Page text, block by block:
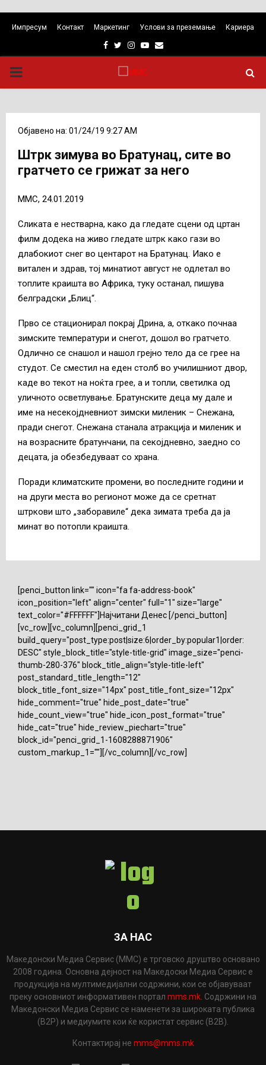
Импресум Контакт Маркетинг Услови за преземање Кариера
Facebook
TwitterInstagram
Youtube
Email
PRIMARY
Објавено на: 01/24/19 9:27 AM
Штрк зимува во Братунац, сите во
гратчето се грижат за него
ММС, 24.01.2019
Сликата е нестварна, како да гледате сцени од цртан
филм додека на живо гледате штрк како гази во
длабокиот снег во центарот на Братунац. Иако е
витален и здрав, тој минатиот август не одлетал во
топлите краишта во Африка, туку останал, пишува
белградски „Блиц“.
Прво се стационирал покрај Дрина, а, откако почнаа
зимските температури и снегот, дошол во гратчето.
Одлично се снашол и нашол грејно тело да се грее на
студот. Се сместил на еден столб во училишниот двор,
каде во текот на ноќта грее, а и топли, светилка од
уличното осветлување. Братунските деца му дале и
име на несекојдневниот зимски миленик – Снежана,
пради снегот. Снежана станала атракција и миленик и
на возрасните братунчани, па секојдневно, заедно со
децата, ја обезбедуваат со храна.
Поради климатските промени, во последните години и
на други места во регионот може да се сретнат
штркови што „заборавиле“ дека зимата треба да ја
минат во потопли краишта.
[penci_button link="" icon="fa fa-address-book"
icon_position="left" align="center" full="1" size="large"
text_color="#FFFFFF"]Најчитани Денес [/penci_button]
[vc_row][vc_column][penci_grid_1
build_query="post_type:post|size:6|order_by:popular1|order:
DESC" style_block_title="style-title-grid" image_size="penci-
thumb-280-376" block_title_align="style-title-left"
post_standard_title_length="12"
block_title_font_size="14px" post_title_font_size="12px"
hide_comment="true" hide_post_date="true"
hide_count_view="true" hide_icon_post_format="true"
hide_cat="true" hide_review_piechart="true"
block_id="penci_grid_1-1608288871906"
custom_markup_1=""][/vc_column][/vc_row]
ЗА НАС
Македонски Медиа Сервис (ММС) е трговско друштво основано
2008 година. Основна дејност на Македоски Медиа Сервис е
продукција на мултимедијални содржини, кои се објавуваат
преку основниот информативен портал mms.mk . Содржини на
Македонски Медиа Сервис се наменети за широката публика
(B2P) и медиумите кои ќе користат сервис (B2B).
Контактирај не mms@mms.mk